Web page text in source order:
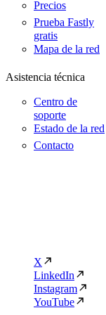
Precios
Prueba Fastly
gratis
Mapa de la red
Asistencia técnica
Centro de
soporte
Estado de la red
Contacto
X
LinkedIn
Instagram
YouTube